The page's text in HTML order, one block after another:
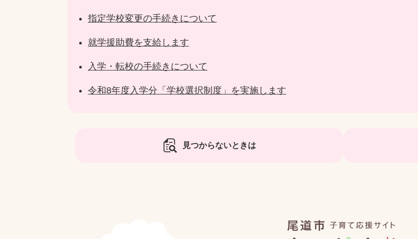
指定学校変更の手続きについて
就学援助費を支給します
入学・転校の手続きについて
令和8年度入学分「学校選択制度」を実施します
見つからないときは